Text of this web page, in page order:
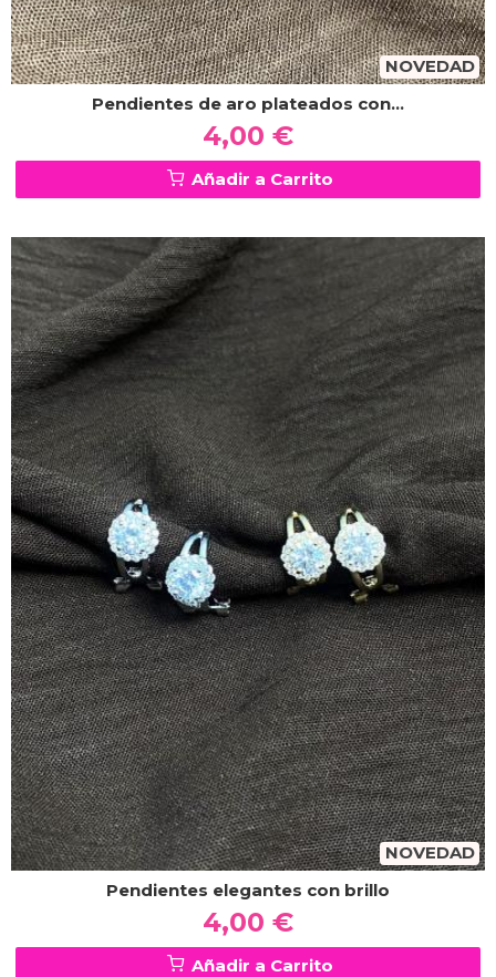
NOVEDAD
Pendientes de aro plateados con...
4,00 €
Añadir a Carrito
NOVEDAD
Pendientes elegantes con brillo
4,00 €
Añadir a Carrito